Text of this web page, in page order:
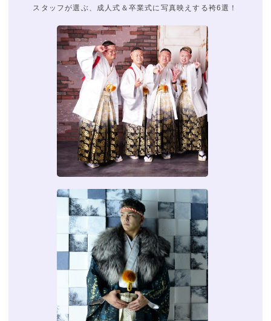
スタッフが選ぶ、成人式＆卒業式に写真映えする袴6選！